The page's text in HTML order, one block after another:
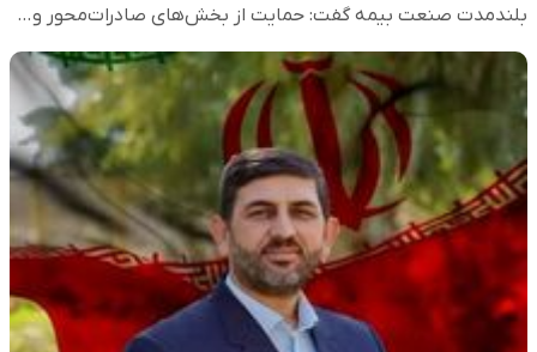
بلندمدت صنعت بیمه گفت: حمایت از بخش‌های صادرات‌محور و…